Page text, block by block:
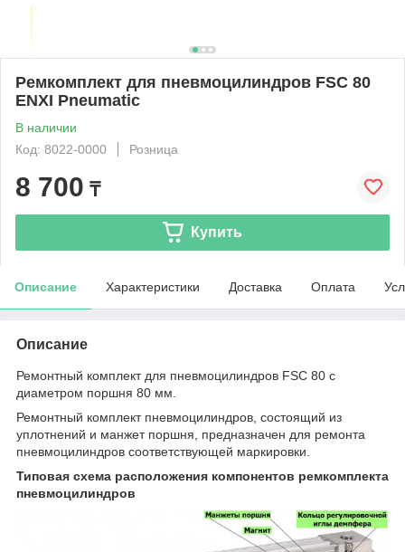
Ремкомплект для пневмоцилиндров FSC 80
ENXI Pneumatic
В наличии
Код: 8022-0000
Розница
8 700 ₸
Купить
Описание Характеристики Доставка Оплата
Описание
Ремонтный комплект для пневмоцилиндров FSC 80 с
диаметром поршня 80 мм.
Ремонтный комплект пневмоцилиндров, состоящий из
уплотнений и манжет поршня, предназначен для ремонта
пневмоцилиндров соответствующей маркировки.
Типовая схема расположения компонентов ремкомплекта
пневмоцилиндров